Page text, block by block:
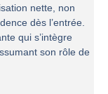
nette, non
dès l’entrée.
qui s’intègre
son rôle de